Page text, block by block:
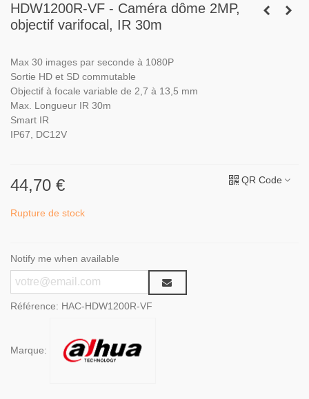
HDW1200R-VF - Caméra dôme 2MP,
objectif varifocal, IR 30m
Max 30 images par seconde à 1080P
Sortie HD et SD commutable
Objectif à focale variable de 2,7 à 13,5 mm
Max. Longueur IR 30m
Smart IR
IP67, DC12V
44,70 € QR Code
Rupture de stock
Notify me when available
Référence: HAC-HDW1200R-VF
Marque: